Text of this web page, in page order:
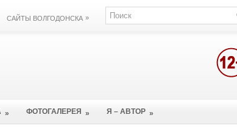
САЙТЫ ВОЛГОДОНСКА »
» ФОТОГАЛЕРЕЯ » Я – АВТОР »